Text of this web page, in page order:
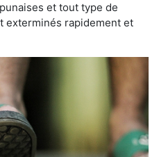
et tout type de
exterminés rapidement et